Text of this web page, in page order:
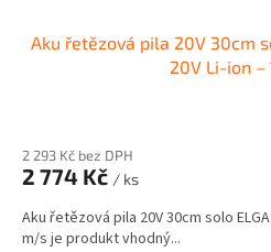
Aku řetězová pila 20V 30cm
20V Li-ion –
2 293 Kč bez DPH
2 774 Kč / ks
Aku řetězová pila 20V 30cm solo
m/s je produkt vhodný...